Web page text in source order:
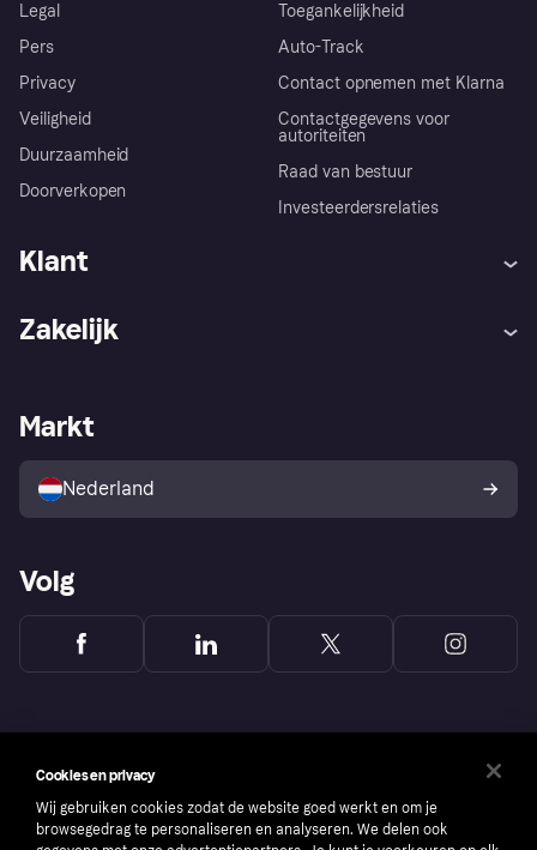
Legal
Pers
Privacy
Veiligheid
Duurzaamheid
Doorverkopen
Toegankelijkheid
Auto-Track
Contact opnemen met Klarna
Contactgegevens voor
autoriteiten
Raad van bestuur
Investeerdersrelaties
Klant
Winkeloverzicht
Kopersbescherming voor
consumenten
Zakelijk
Zakelijke login
Markt
Nederland
Volg
Cookies en privacy
Wij gebruiken cookies zodat de website goed werkt en om je
browsegedrag te personaliseren en analyseren. We delen ook